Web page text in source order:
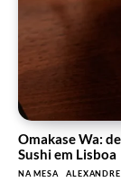
Omakase Wa:
Sushi em Lisboa
NA MESA